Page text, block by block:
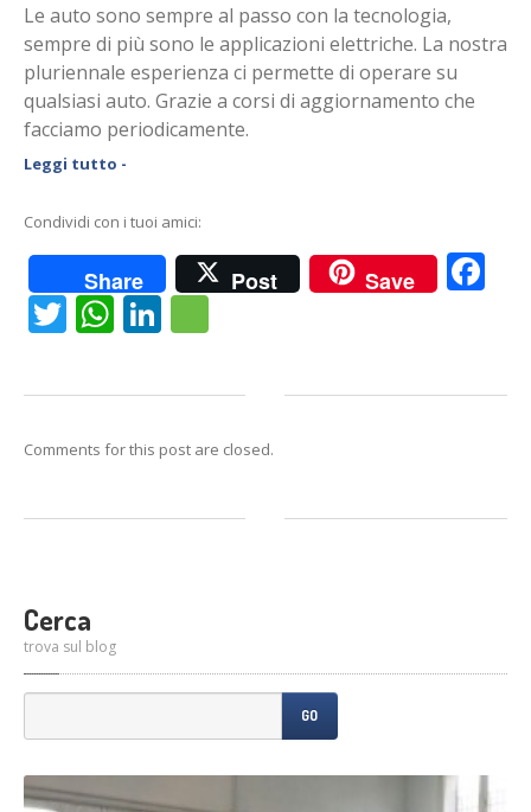
Le auto sono sempre al passo con la tecnologia,
sempre di più sono le applicazioni elettriche. La nostra
pluriennale esperienza ci permette di operare su
qualsiasi auto. Grazie a corsi di aggiornamento che
facciamo periodicamente.
Leggi tutto -
Condividi con i tuoi amici:
Share Post Save
TwitterWhatsApp
LinkedIn
Comments for this post are closed.
Cerca
trova sul blog
GO